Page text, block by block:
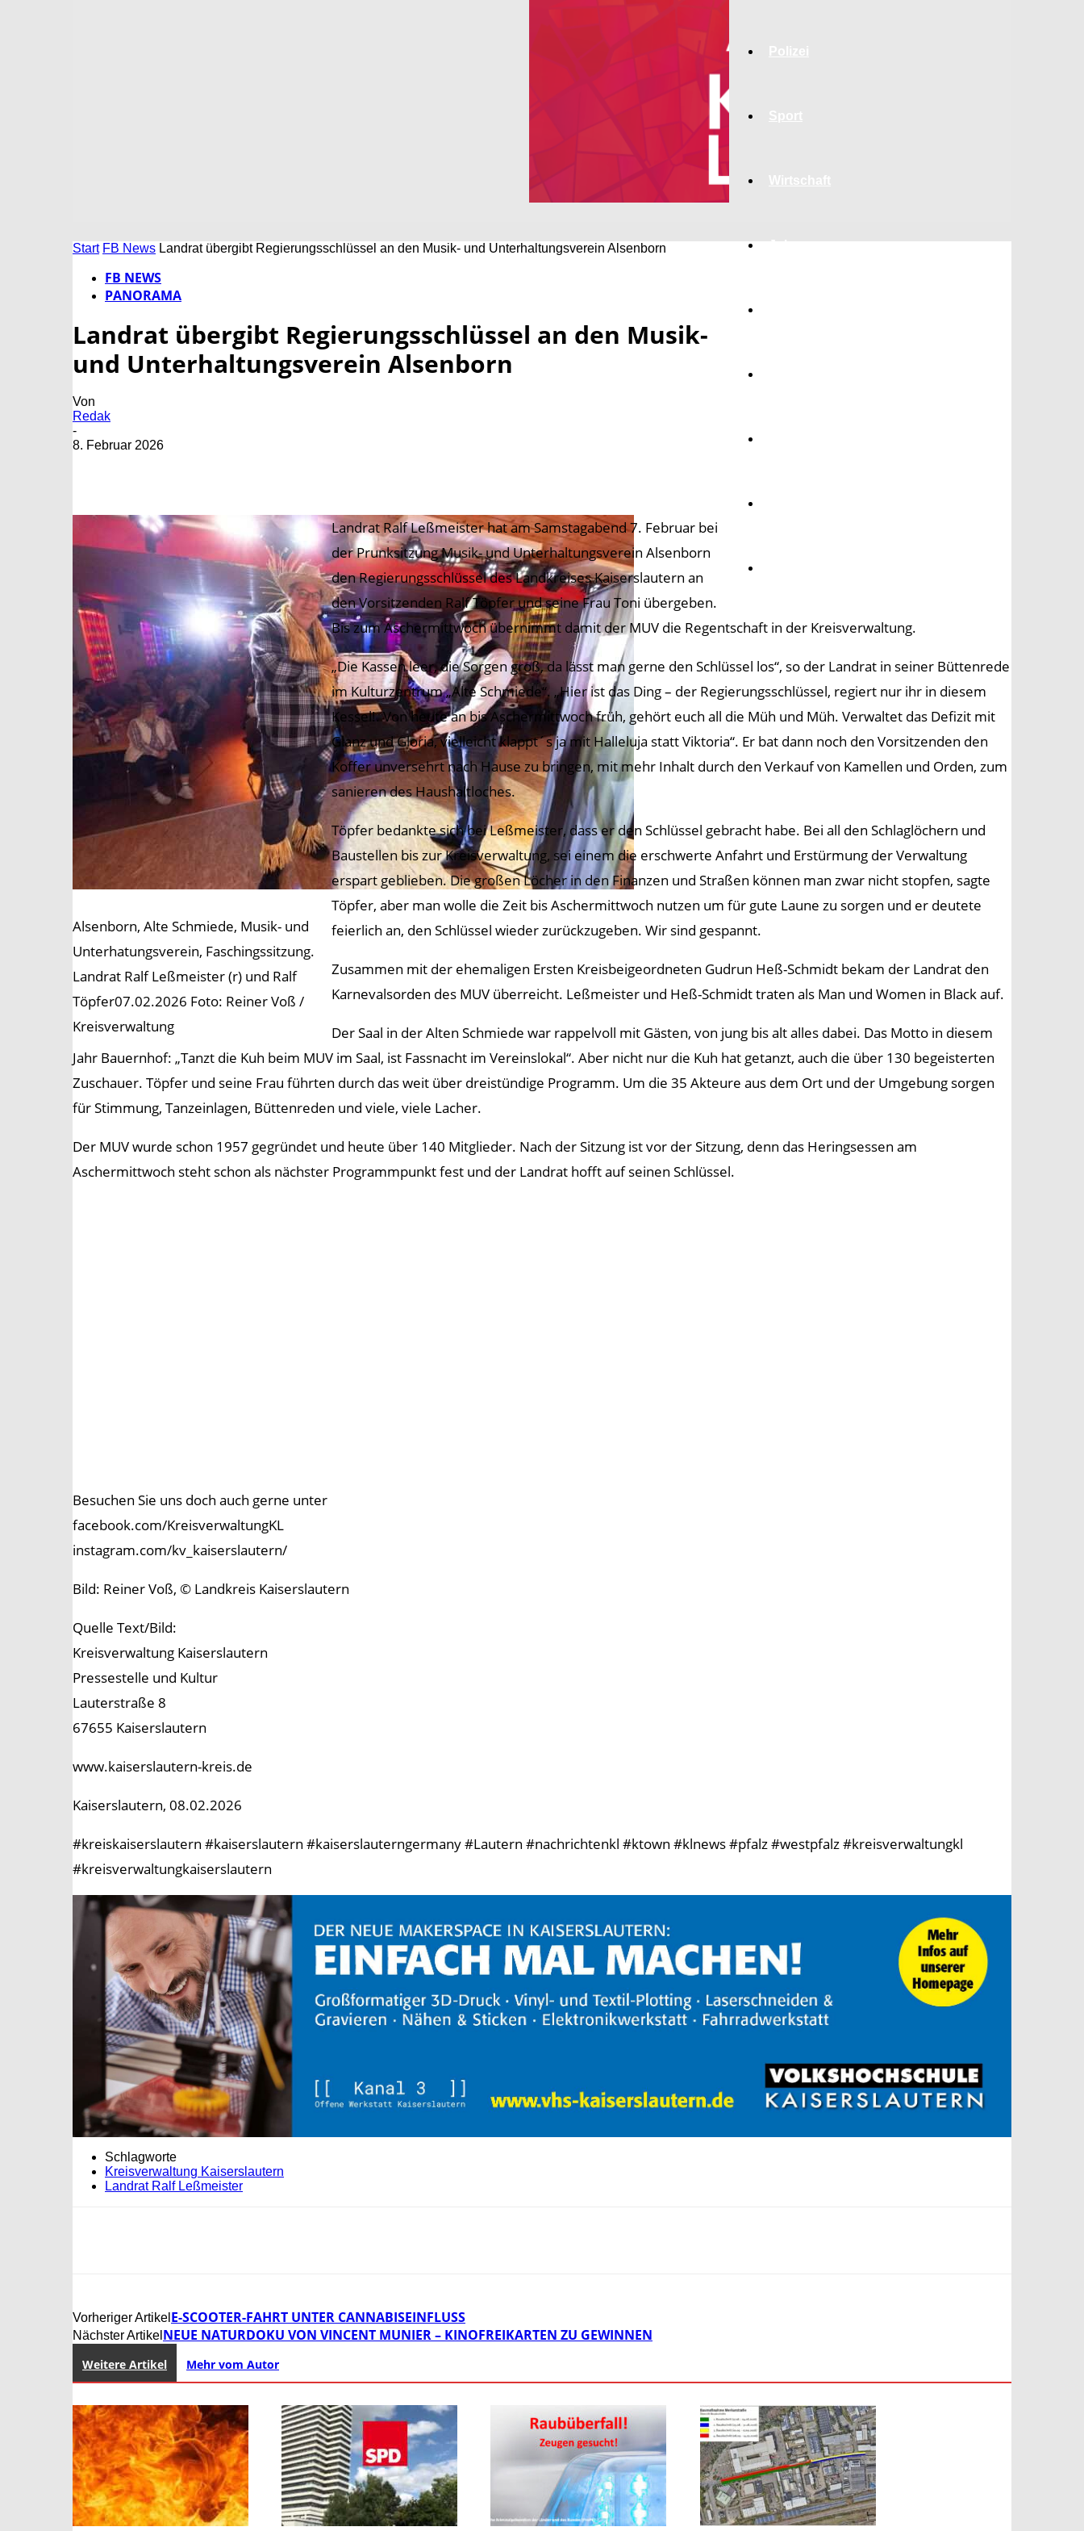
Jobs
Start FB News Landrat übergibt Regierungsschlüssel an den Musik- und Unterhaltungsverein Alsenborn
FB NEWS
PANORAMA
Landrat übergibt Regierungsschlüssel an den Musik-
und Unterhaltungsverein Alsenborn
Von
Redak
-
8. Februar 2026
Alsenborn, Alte Schmiede, Musik- und
Unterhatungsverein, Faschingssitzung.
Landrat Ralf Leßmeister (r) und Ralf
Töpfer07.02.2026 Foto: Reiner Voß /
Kreisverwaltung
Landrat Ralf Leßmeister hat am Samstagabend 7. Februar bei
der Prunksitzung Musik- und Unterhaltungsverein Alsenborn
den Regierungsschlüssel des Landkreises Kaiserslautern an
den Vorsitzenden Ralf Töpfer und seine Frau Toni übergeben.
Bis zum Aschermittwoch übernimmt damit der MUV die Regentschaft in der Kreisverwaltung.
„Die Kassen leer, die Sorgen groß, da lässt man gerne den Schlüssel los“, so der Landrat in seiner Büttenrede
im Kulturzentrum „Alte Schmiede“. „Hier ist das Ding – der Regierungsschlüssel, regiert nur ihr in diesem
Kessel!. Von heute an bis Aschermittwoch früh, gehört euch all die Müh und Müh. Verwaltet das Defizit mit
Glanz und Gloria, vielleicht klappt´s ja mit Halleluja statt Viktoria“. Er bat dann noch den Vorsitzenden den
Koffer unversehrt nach Hause zu bringen, mit mehr Inhalt durch den Verkauf von Kamellen und Orden, zum
sanieren des Haushaltloches.
Töpfer bedankte sich bei Leßmeister, dass er den Schlüssel gebracht habe. Bei all den Schlaglöchern und
Baustellen bis zur Kreisverwaltung, sei einem die erschwerte Anfahrt und Erstürmung der Verwaltung
erspart geblieben. Die großen Löcher in den Finanzen und Straßen können man zwar nicht stopfen, sagte
Töpfer, aber man wolle die Zeit bis Aschermittwoch nutzen um für gute Laune zu sorgen und er deutete
feierlich an, den Schlüssel wieder zurückzugeben. Wir sind gespannt.
Zusammen mit der ehemaligen Ersten Kreisbeigeordneten Gudrun Heß-Schmidt bekam der Landrat den
Karnevalsorden des MUV überreicht. Leßmeister und Heß-Schmidt traten als Man und Women in Black auf.
Der Saal in der Alten Schmiede war rappelvoll mit Gästen, von jung bis alt alles dabei. Das Motto in diesem
Jahr Bauernhof: „Tanzt die Kuh beim MUV im Saal, ist Fassnacht im Vereinslokal“. Aber nicht nur die Kuh hat getanzt, auch die über 130 begeisterten
Zuschauer. Töpfer und seine Frau führten durch das weit über dreistündige Programm. Um die 35 Akteure aus dem Ort und der Umgebung sorgen
für Stimmung, Tanzeinlagen, Büttenreden und viele, viele Lacher.
Der MUV wurde schon 1957 gegründet und heute über 140 Mitglieder. Nach der Sitzung ist vor der Sitzung, denn das Heringsessen am
Aschermittwoch steht schon als nächster Programmpunkt fest und der Landrat hofft auf seinen Schlüssel.
Besuchen Sie uns doch auch gerne unter
facebook.com/KreisverwaltungKL
instagram.com/kv_kaiserslautern/
Bild: Reiner Voß, © Landkreis Kaiserslautern
Quelle Text/Bild:
Kreisverwaltung Kaiserslautern
Pressestelle und Kultur
Lauterstraße 8
67655 Kaiserslautern
www.kaiserslautern-kreis.de
Kaiserslautern, 08.02.2026
#kreiskaiserslautern #kaiserslautern #kaiserslauterngermany #Lautern #nachrichtenkl #ktown #klnews #pfalz #westpfalz #kreisverwaltungkl
#kreisverwaltungkaiserslautern
Schlagworte
Kreisverwaltung Kaiserslautern
Landrat Ralf Leßmeister
Vorheriger Artikel E-SCOOTER-FAHRT UNTER CANNABISEINFLUSS
Nächster Artikel NEUE NATURDOKU VON VINCENT MUNIER – KINOFREIKARTEN ZU GEWINNEN
Weitere Artikel Mehr vom Autor